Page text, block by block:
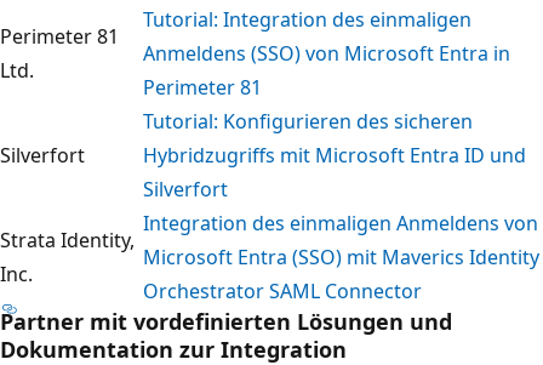
Perimeter 81
Ltd.
Tutorial: Integration des einmaligen
Anmeldens (SSO) von Microsoft Entra in
Perimeter 81
Silverfort
Tutorial: Konfigurieren des sicheren
Hybridzugriffs mit Microsoft Entra ID und
Silverfort
Strata Identity,
Inc.
Integration des einmaligen Anmeldens von
Microsoft Entra (SSO) mit Maverics Identity
Orchestrator SAML Connector
Partner mit vordefinierten Lösungen und
Dokumentation zur Integration